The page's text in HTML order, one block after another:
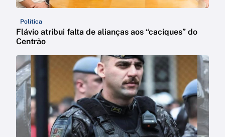
Política
Flávio atribui falta de alianças aos “caciques” do
Centrão